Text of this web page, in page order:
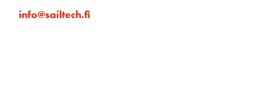
info@sailtech.fi